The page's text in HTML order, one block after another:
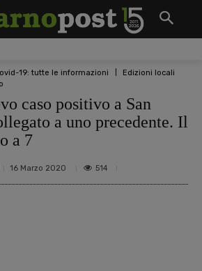
19: tutte le informazioni
Edizioni locali
caso positivo a San
a uno precedente. Il
a 7
16 Marzo 2020 514